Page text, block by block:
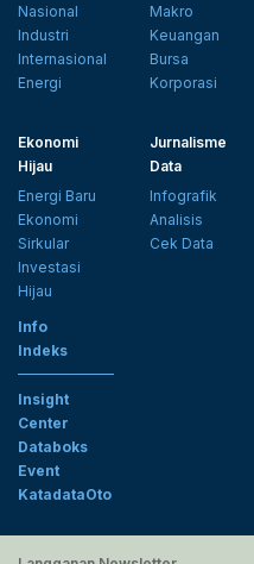
Nasional
Industri
Internasional
Energi
Makro
Keuangan
Bursa
Korporasi
Ekonomi
Hijau
Energi Baru
Ekonomi
Sirkular
Investasi
Hijau
Jurnalisme
Data
Infografik
Analisis
Cek Data
Info
Indeks
Insight
Center
Databoks
Event
KatadataOto